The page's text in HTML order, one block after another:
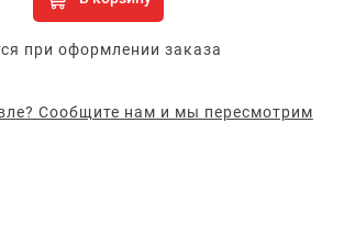
при оформлении заказа
Сообщите нам и мы пересмотрим